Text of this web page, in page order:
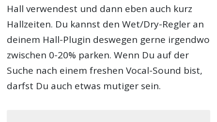
Hall verwendest und dann eben auch kurz
Hallzeiten. Du kannst den Wet/Dry-Regler an
deinem Hall-Plugin deswegen gerne irgendwo
zwischen 0-20% parken. Wenn Du auf der
Suche nach einem freshen Vocal-Sound bist,
darfst Du auch etwas mutiger sein.